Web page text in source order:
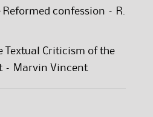
Reformed confession – R.
Textual Criticism of the
– Marvin Vincent